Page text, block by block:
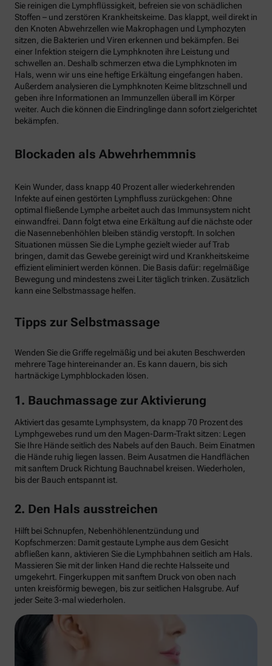
Sie reinigen die Lymphflüssigkeit, befreien sie von schädlichen
Stoffen – und zerstören Krankheitskeime. Das klappt, weil direkt in
den Knoten Abwehrzellen wie Makrophagen und Lymphozyten
sitzen, die Bakterien und Viren erkennen und bekämpfen. Bei
einer Infektion steigern die Lymphknoten ihre Leistung und
schwellen an. Deshalb schmerzen etwa die Lymphknoten im
Hals, wenn wir uns eine heftige Erkältung eingefangen haben.
Außerdem analysieren die Lymphknoten Keime blitzschnell und
geben ihre Informationen an Immunzellen überall im Körper
weiter. Auch die können die Eindringlinge dann sofort zielgerichtet
bekämpfen.
Blockaden als Abwehrhemmnis
Kein Wunder, dass knapp 40 Prozent aller wiederkehrenden
Infekte auf einen gestörten Lymphfluss zurückgehen: Ohne
optimal fließende Lymphe arbeitet auch das Immunsystem nicht
einwandfrei. Dann folgt etwa eine Erkältung auf die nächste oder
die Nasennebenhöhlen bleiben ständig verstopft. In solchen
Situationen müssen Sie die Lymphe gezielt wieder auf Trab
bringen, damit das Gewebe gereinigt wird und Krankheitskeime
effizient eliminiert werden können. Die Basis dafür: regelmäßige
Bewegung und mindestens zwei Liter täglich trinken. Zusätzlich
kann eine Selbstmassage helfen.
Tipps zur Selbstmassage
Wenden Sie die Griffe regelmäßig und bei akuten Beschwerden
mehrere Tage hintereinander an. Es kann dauern, bis sich
hartnäckige Lymphblockaden lösen.
1. Bauchmassage zur Aktivierung
Aktiviert das gesamte Lymphsystem, da knapp 70 Prozent des
Lymphgewebes rund um den Magen-Darm-Trakt sitzen: Legen
Sie Ihre Hände seitlich des Nabels auf den Bauch. Beim Einatmen
die Hände ruhig liegen lassen. Beim Ausatmen die Handflächen
mit sanftem Druck Richtung Bauchnabel kreisen. Wiederholen,
bis der Bauch entspannt ist.
2. Den Hals ausstreichen
Hilft bei Schnupfen, Nebenhöhlenentzündung und
Kopfschmerzen: Damit gestaute Lymphe aus dem Gesicht
abfließen kann, aktivieren Sie die Lymphbahnen seitlich am Hals.
Massieren Sie mit der linken Hand die rechte Halsseite und
umgekehrt. Fingerkuppen mit sanftem Druck von oben nach
unten kreisförmig bewegen, bis zur seitlichen Halsgrube. Auf
jeder Seite 3-mal wiederholen.